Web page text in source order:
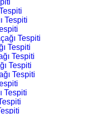
Tespiti
Tespiti
Tespiti
Tespiti
Tespiti
Tespiti
Tespiti